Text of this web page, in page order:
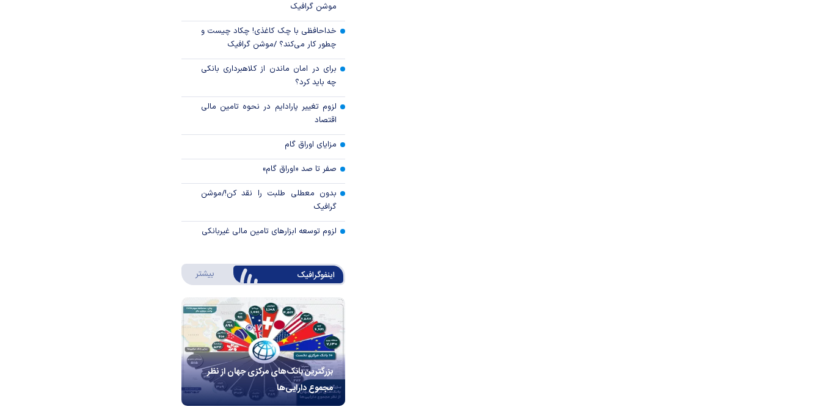
موشن گرافیک
خداحافظی با چک کاغذی! چکاد چیست و
چطور کار می‌کند؟ /موشن گرافیک
برای در امان ماندن از کلاهبرداری بانکی
چه باید کرد؟
لزوم تغییر پارادایم در نحوه تامین مالی
اقتصاد
مزایای اوراق گام
صفر تا صد «اوراق گام»
بدون معطلی طلبت را نقد کن!/موشن
گرافیک
لزوم توسعه ابزارهای تامین مالی غیربانکی
اینفوگرافیک بیشتر درباره اینفوگرافیک
بزرگترین بانک‌های مرکزی جهان از نظر
مجموع دارایی‌ها